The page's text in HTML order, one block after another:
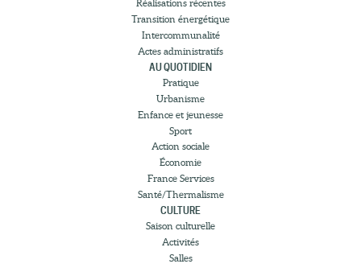
Réalisations récentes
Transition énergétique
Intercommunalité
Actes administratifs
AU QUOTIDIEN
Pratique
Urbanisme
Enfance et jeunesse
Sport
Action sociale
Économie
France Services
Santé/Thermalisme
CULTURE
Saison culturelle
Activités
Salles